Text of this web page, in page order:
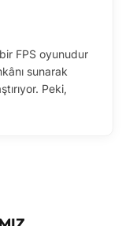
FPS oyunudur
sunarak
Peki,